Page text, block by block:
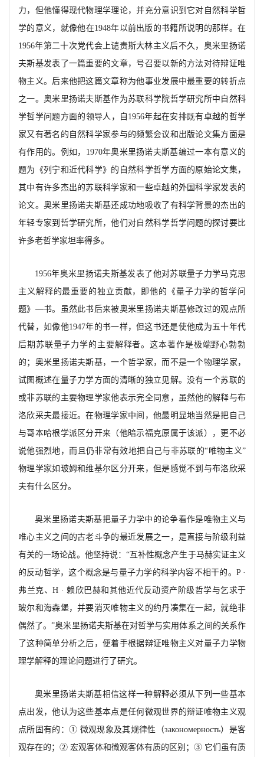
力，但他懂得现代物理学理论，并充分意识到它对自然科学哲
学的意义，就像他在1948年以前出版的书籍所说明的那样。在
1956年第二十次党代会上谴责斯大林主义后不久，奥米里扬诺
夫斯基发表了一篇重要的文章，号召要以新的方法对待辩证唯
物主义。后来他把这篇文章称为他事业发展中最重要的转折点
之一。奥米里扬诺夫斯基作为苏联科学院哲学研究所中自然科
学哲学问题方面的领导人，
自1956年起在安排既有卓越的哲学
家又有著名的自然科学家参与的频繁会议和 出版论文集方面是
有作用的。例如， 1970年奥米里扬诺夫斯基编过一本有意义的
题为《列宁和近代科学》的自然科学哲学方面的原始论文集，
其中有许多杰出的苏联科学家和一些卓越的外国科学家发表的
论文。奥米里扬诺夫斯基还成功地吸收了有科学背景的杰出的
年轻专家到哲学研究所，他们对自然科学哲学问题的探讨要比
许多老哲学家坦率得多。
1956年奥米里扬诺夫斯基发表了他对苏联量子力学马克思
主义解释的最重要的独立贡献，
即他的 《量子力学的哲学问
题》 —书。虽然此书后来被奥米里扬诺夫斯基修改过的观点所
代替，如像他1947年的书一样，但这书还是使他成为五十年代
后期苏联量子力学的主要解释者。这本著作是极端野心勃勃
的 ；奥米里扬诺夫斯基，一个哲学家，而不是一个物理学家，
试图概述在量子力学方面的清晰的独立见解。没有一个苏联的
或非苏联的主要物理学家他表示完全同意，虽然他的解释与布
洛欣采夫最接近。在物理学家中间， 他最明显地当然是把自己
与哥本哈根学派区分开来（他暗示福克原属于该派），更不必
说他强烈地，而且仍非常有效地把自己与非苏联的“唯物主义”
物理学家如玻姆和维基尔区分开来，但是感觉不到与布洛欣采
夫有什么区分。
奥米里扬诺夫斯基把量子力学中的论争看作是唯物主义与
唯心主义之间的古老斗争的最近发展之一，是直接与阶级利益
有关的一场论战。他坚持说： “互补性概念产生于马赫实证主义
的反动哲学，这个概念是与量子力学的科学内容不相干的。P ·
弗兰克、 H · 赖欣巴赫和其他近代反动资产阶级哲学与乞求于
玻尔和海森堡，并要消灭唯物主义的约丹凑集在一起，就绝非
偶然了。”奥米里扬诺夫斯基在对哲学与实用体系之间的关系作
了这种简单分析之后，便着手根据辩证唯物主义对量子力学物
理学解释的理论问题进行了研究。
奥米里扬诺夫斯基相信这样一种解释必须从下列一些基本
点出发，他认为这些基本点是任何微观世界的辩证唯物主义观
点所固有的： ① 微观现象及其规律性（закономерность）是客
观存在的； ② 宏观客体和微观客体有质的区别 ； ③ 它们虽有质